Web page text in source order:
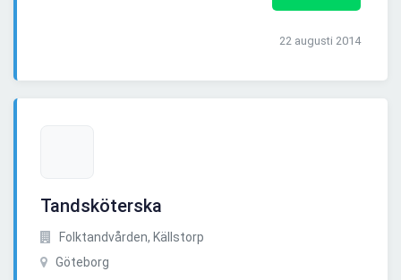
22 augusti 2014
Tandsköterska
Folktandvården, Källstorp
Göteborg